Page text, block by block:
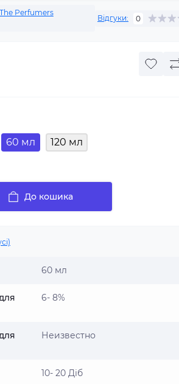
The Perfumers
Відгуки: 0
60 мл 120 мл
До кошика
60 мл
6- 8%
Неизвестно
10- 20 Діб